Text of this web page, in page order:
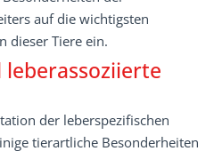
auf die wichtigsten
dieser Tiere ein.
leberassoziierte
der leberspezifischen
tierartliche Besonderheiten